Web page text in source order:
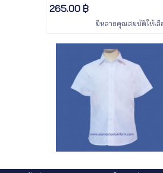
265.00 ฿
มีหลายคุณสมบัติให้เลื